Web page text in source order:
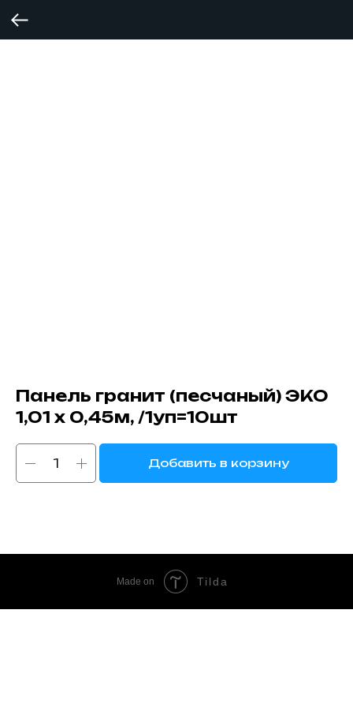
Панель гранит (песчаный) ЭКО
1,01 х 0,45м, /1уп=10шт
Добавить в корзину
Made on Tilda